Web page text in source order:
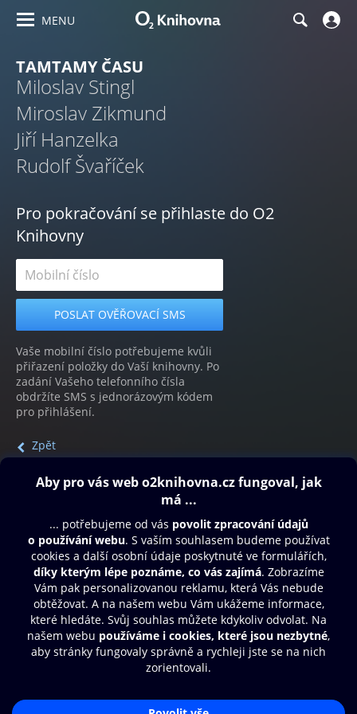
MENU
TAMTAMY ČASU
Miloslav Stingl
Miroslav Zikmund
Jiří Hanzelka
Rudolf Švaříček
Pro pokračování se přihlaste do O2
Knihovny
Vaše mobilní číslo potřebujeme kvůli
přiřazení položky do Vaší knihovny. Po
zadání Vašeho telefonního čísla
obdržíte SMS s jednorázovým kódem
pro přihlášení.
Zpět
Obsah ke stažení
Moje O2 Knihovna
Další zábava
© O2 Czech Republic a.s.
Přístupnost